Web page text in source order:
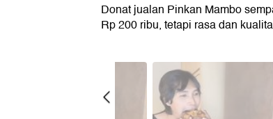
Donat jualan Pinkan Mambo
Rp 200 ribu, tetapi rasa dan